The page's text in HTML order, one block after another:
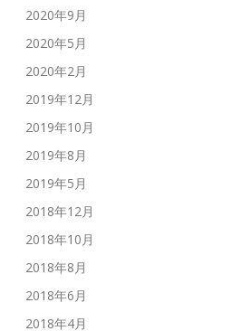
2020年9月
2020年5月
2020年2月
2019年12月
2019年10月
2019年8月
2019年5月
2018年12月
2018年10月
2018年8月
2018年6月
2018年4月